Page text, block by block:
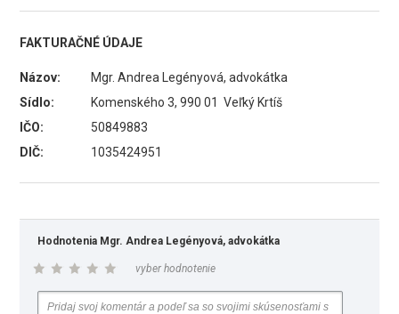
FAKTURAČNÉ ÚDAJE
Názov:
Mgr. Andrea Legényová, advokátka
Sídlo:
Komenského 3, 990 01 Veľký Krtíš
IČO:
50849883
DIČ:
1035424951
Hodnotenia Mgr. Andrea Legényová, advokátka
vyber hodnotenie